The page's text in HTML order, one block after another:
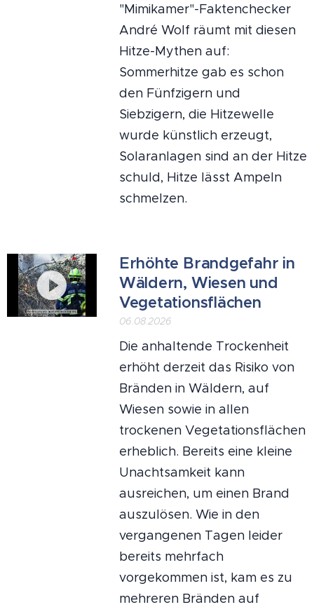
"Mimikamer"-Faktenchecker
André Wolf räumt mit diesen
Hitze-Mythen auf:
Sommerhitze gab es schon
den Fünfzigern und
Siebzigern, die Hitzewelle
wurde künstlich erzeugt,
Solaranlagen sind an der Hitze
schuld, Hitze lässt Ampeln
schmelzen.
Erhöhte Brandgefahr in
Wäldern, Wiesen und
Vegetationsflächen
06.08.2026
Die anhaltende Trockenheit
erhöht derzeit das Risiko von
Bränden in Wäldern, auf
Wiesen sowie in allen
trockenen Vegetationsflächen
erheblich. Bereits eine kleine
Unachtsamkeit kann
ausreichen, um einen Brand
auszulösen. Wie in den
vergangenen Tagen leider
bereits mehrfach
vorgekommen ist, kam es zu
mehreren Bränden auf